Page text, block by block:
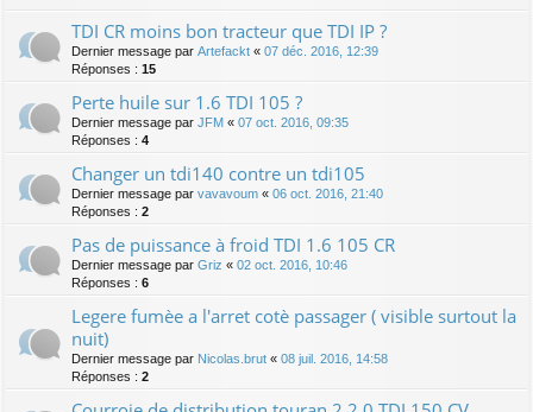
TDI CR moins bon tracteur que TDI IP ?
Dernier message par Artefackt « 07 déc. 2016, 12:39
Réponses : 15
Perte huile sur 1.6 TDI 105 ?
Dernier message par JFM « 07 oct. 2016, 09:35
Réponses : 4
Changer un tdi140 contre un tdi105
Dernier message par vavavoum « 06 oct. 2016, 21:40
Réponses : 2
Pas de puissance à froid TDI 1.6 105 CR
Dernier message par Griz « 02 oct. 2016, 10:46
Réponses : 6
Legere fumèe a l'arret cotè passager ( visible surtout la
nuit)
Dernier message par Nicolas.brut « 08 juil. 2016, 14:58
Réponses : 2